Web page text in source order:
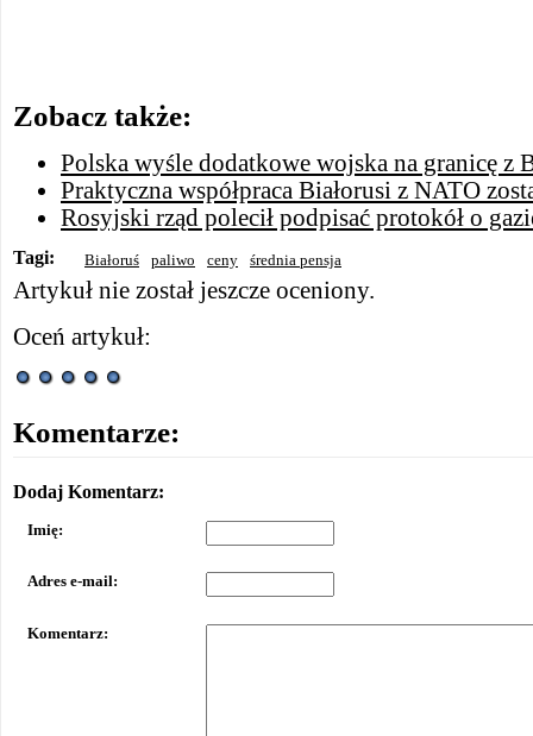
Zobacz także:
Polska wyśle ​​dodatkowe wojska na granicę z
Praktyczna współpraca Białorusi z NATO
Rosyjski rząd polecił podpisać protokół o
Tagi: Białoruś paliwo ceny średnia pensja
Artykuł nie został jeszcze oceniony.
Oceń artykuł:
Komentarze:
Dodaj Komentarz:
Imię:
Adres e-mail:
Komentarz: